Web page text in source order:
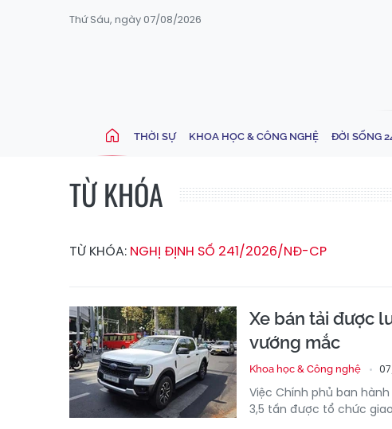
Thứ Sáu, ngày 07/08/2026
THỜI SỰ KHOA HỌC & CÔNG NGHỆ ĐỜI SỐNG
TỪ KHÓA
TỪ KHÓA: NGHỊ ĐỊNH SỐ 241/2026/NĐ-CP
Xe bán tải được
vướng mắc
Khoa học & Công nghệ
Việc Chính phủ ban
3,5 tấn được tổ chức